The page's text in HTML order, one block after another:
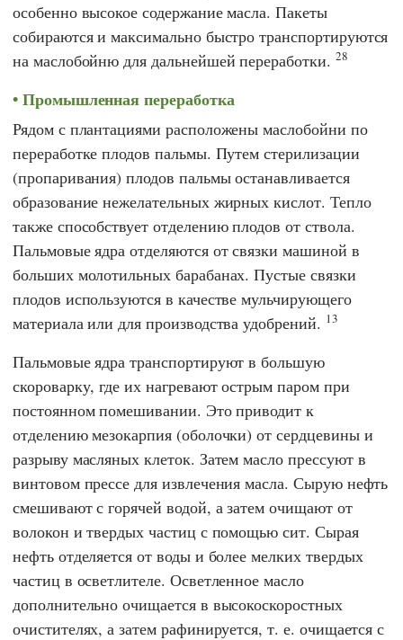
особенно высокое содержание масла. Пакеты
собираются и максимально быстро транспортируются
на маслобойню для дальнейшей переработки. 28
Промышленная переработка
Рядом с плантациями расположены маслобойни по
переработке плодов пальмы. Путем стерилизации
(пропаривания) плодов пальмы останавливается
образование нежелательных жирных кислот. Тепло
также способствует отделению плодов от ствола.
Пальмовые ядра отделяются от связки машиной в
больших молотильных барабанах. Пустые связки
плодов используются в качестве мульчирующего
материала или для производства удобрений. 13
Пальмовые ядра транспортируют в большую
скороварку, где их нагревают острым паром при
постоянном помешивании. Это приводит к
отделению мезокарпия (оболочки) от сердцевины и
разрыву масляных клеток. Затем масло прессуют в
винтовом прессе для извлечения масла. Сырую нефть
смешивают с горячей водой, а затем очищают от
волокон и твердых частиц с помощью сит. Сырая
нефть отделяется от воды и более мелких твердых
частиц в осветлителе. Осветленное масло
дополнительно очищается в высокоскоростных
очистителях, а затем рафинируется, т. е. очищается с